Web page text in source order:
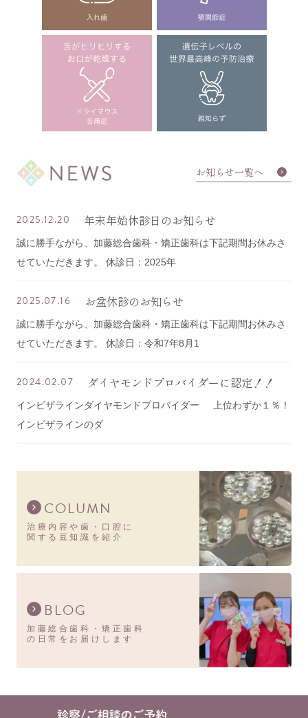
お知らせ一覧へ
2025.12.20 年末年始休診日のお知らせ
誠に勝手ながら、加藤総合歯科・矯正歯科は下記期間お休みさ
せていただきます。 休診日：2025年
2025.07.16 お盆休診のお知らせ
誠に勝手ながら、加藤総合歯科・矯正歯科は下記期間お休みさ
せていただきます。 休診日：令和7年8月1
2024.02.07 ダイヤモンドプロバイダーに認定！！
インビザラインダイヤモンドプロバイダー 上位わずか１％！
インビザラインのダ
COLUMN
治療内容や歯・口腔に
関する豆知識を紹介
BLOG
加藤総合歯科・矯正歯科
の日常をお届けします